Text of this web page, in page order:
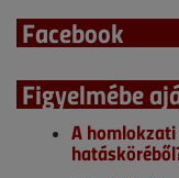
Facebook
Figyelmébe
A